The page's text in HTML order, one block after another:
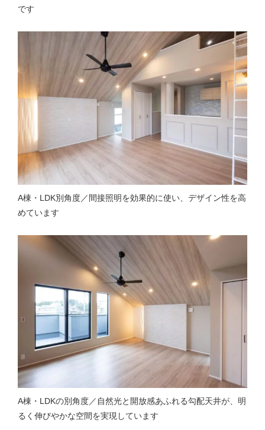
です
A棟・LDK別角度／間接照明を効果的に使い、デザイン性を高
めています
A棟・LDKの別角度／自然光と開放感あふれる勾配天井が、明
るく伸びやかな空間を実現しています